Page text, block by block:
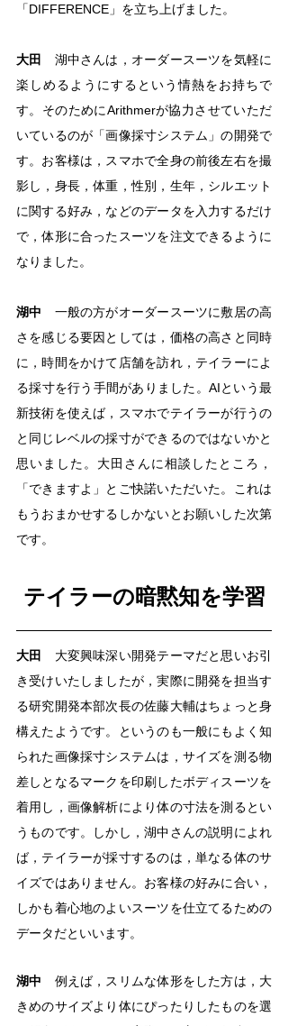
「DIFFERENCE」を立ち上げました。
大田
湖中さんは，オーダースーツを気軽に
楽しめるようにするという情熱をお持ちで
す。そのためにArithmerが協力させていただ
いているのが「画像採寸システム」の開発で
す。お客様は，スマホで全身の前後左右を撮
影し，身長，体重，性別，生年，シルエット
に関する好み，などのデータを入力するだけ
で，体形に合ったスーツを注文できるように
なりました。
湖中 一般の方がオーダースーツに敷居の高
さを感じる要因としては，価格の高さと同時
に，時間をかけて店舗を訪れ，テイラーによ
る採寸を行う手間がありました。AIという最
新技術を使えば，スマホでテイラーが行うの
と同じレベルの採寸ができるのではないかと
思いました。大田さんに相談したところ，
「できますよ」とご快諾いただいた。これは
もうおまかせするしかないとお願いした次第
です。
テイラーの暗黙知を学習
大田
大変興味深い開発テーマだと思いお引
き受けいたしましたが，実際に開発を担当す
る研究開発本部次長の佐藤大輔はちょっと身
構えたようです。というのも一般にもよく知
られた画像採寸システムは，サイズを測る物
差しとなるマークを印刷したボディスーツを
着用し，画像解析により体の寸法を測るとい
うものです。しかし，湖中さんの説明によれ
ば，テイラーが採寸するのは，単なる体のサ
イズではありません。お客様の好みに合い，
しかも着心地のよいスーツを仕立てるための
データだといいます。
湖中 例えば，スリムな体形をした方は，大
きめのサイズより体にぴったりしたものを選